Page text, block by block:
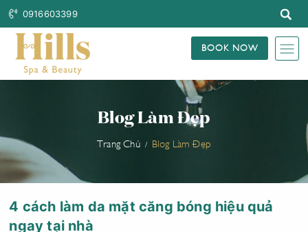
0916603399
BOOK NOW
Blog Làm Đẹp
Trang Chủ Blog Làm Đẹp
4 cách làm da mặt căng bóng hiệu quả
ngay tại nhà